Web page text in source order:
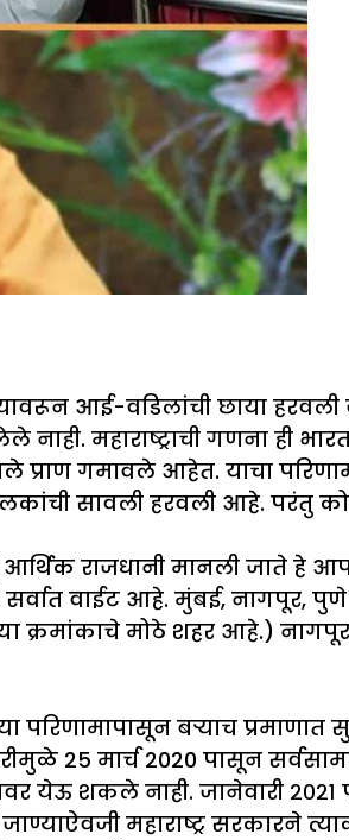
आई-वडिलांची छाया
नाही. महाराष्ट्राची गणना ही
प्राण गमावले आहेत. याचा
सावली हरवली आहे. परंतु
राजधानी मानली जाते हे
वाईट आहे. मुंबई, नागपूर,
क्रमांकाचे मोठे शहर आहे.)
परिणामापासून बऱ्याच
25 मार्च 2020 पासून
येऊ शकले नाही. जानेवारी
महाराष्ट्र सरकारने